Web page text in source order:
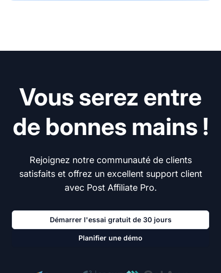
Vous serez entre
de bonnes mains !
Rejoignez notre communauté de clients
satisfaits et offrez un excellent support client
avec Post Affiliate Pro.
Démarrer l'essai gratuit de 30 jours
Planifier une démo